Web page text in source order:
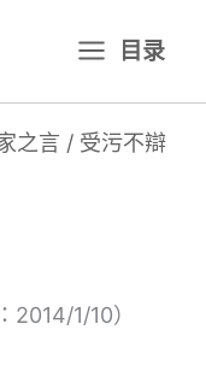
目录
之言 / 受污不辯
2014/1/10）